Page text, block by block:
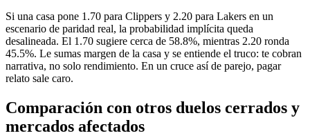
Si una casa pone 1.70 para Clippers y 2.20 para Lakers en un
escenario de paridad real, la probabilidad implícita queda
desalineada. El 1.70 sugiere cerca de 58.8%, mientras 2.20 ronda
45.5%. Le sumas margen de la casa y se entiende el truco: te cobran
narrativa, no solo rendimiento. En un cruce así de parejo, pagar
relato sale caro.
Comparación con otros duelos cerrados y
mercados afectados